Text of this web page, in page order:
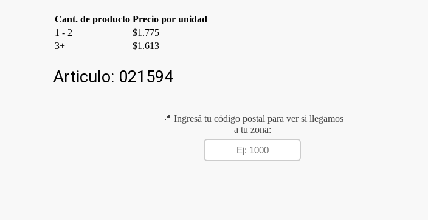
Cant. de producto Precio por unidad
1 - 2
$1.775
3+
$1.613
Articulo: 021594
📍 Ingresá tu código postal para ver si llegamos
a tu zona: